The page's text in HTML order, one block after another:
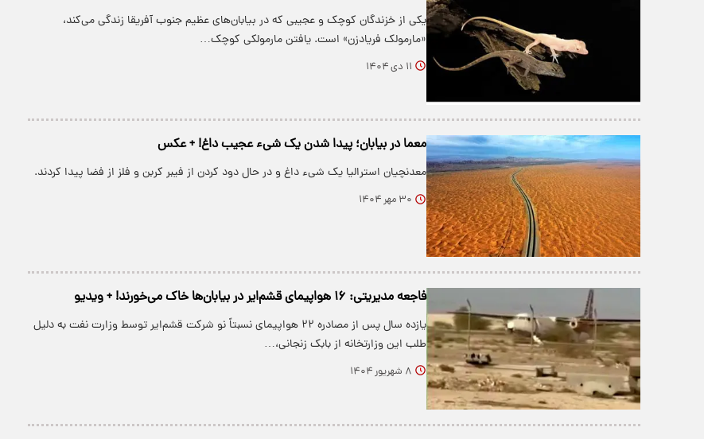
یکی از خزندگان کوچک و عجیبی که در بیابان‌های عظیم جنوب آفریقا زندگی می‌کند،
«مارمولک فریادزن» است. یافتن مارمولکی کوچک…
۱۱ دی ۱۴۰۴
معما در بیابان؛ پیدا شدن یک شیء عجیب داغ! + عکس
معدنچیان استرالیا یک شیء داغ و در حال دود کردن از فیبر کربن و فلز از فضا پیدا کردند.
۳۰ مهر ۱۴۰۴
فاجعه مدیریتی: ۱۶ هواپیمای قشم‌ایر در بیابان‌ها خاک می‌خورند! + ویدیو
یازده سال پس از مصادره ۲۲ هواپیمای نسبتاً نو شرکت قشم‌ایر توسط وزارت نفت به دلیل
طلب این وزارتخانه از بابک زنجانی،…
۸ شهریور ۱۴۰۴